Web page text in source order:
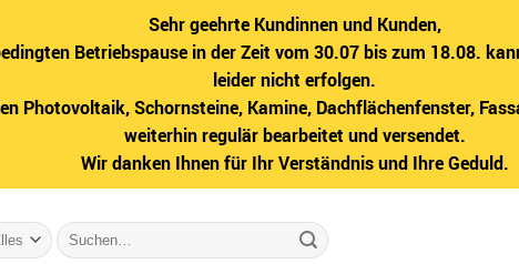
Sehr geehrte Kundinnen und Kunden,
Betriebspause in der Zeit vom 30.07 bis zum 18.08.
leider nicht erfolgen.
Photovoltaik, Schornsteine, Kamine, Dachflächenfenster,
weiterhin regulär bearbeitet und versendet.
Wir danken Ihnen für Ihr Verständnis und Ihre Geduld.
Suche
nach: